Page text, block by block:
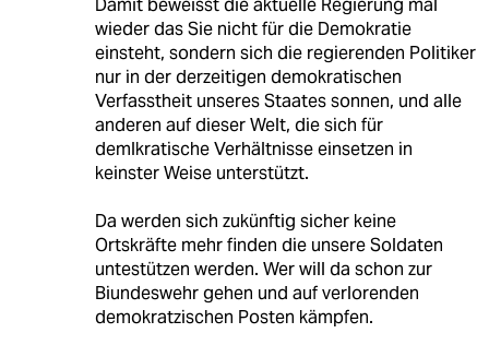
wieder das Sie nicht für die Demokratie
einsteht, sondern sich die regierenden Politiker
nur in der derzeitigen demokratischen
Verfasstheit unseres Staates sonnen, und alle
anderen auf dieser Welt, die sich für
demlkratische Verhältnisse einsetzen in
keinster Weise unterstützt.
Da werden sich zukünftig sicher keine
Ortskräfte mehr finden die unsere Soldaten
untestützen werden. Wer will da schon zur
Biundeswehr gehen und auf verlorenden
demokratzischen Posten kämpfen.